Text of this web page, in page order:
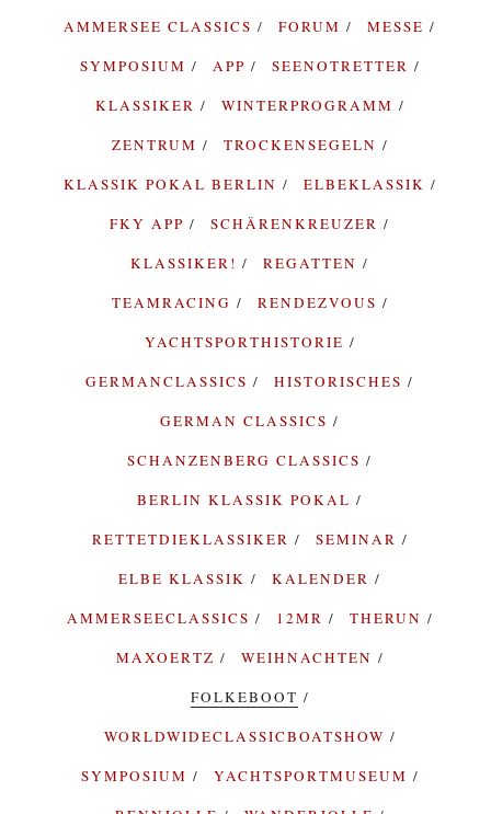
AMMERSEE CLASSICS FORUM
MESSE
SYMPOSIUM
APP
SEENOTRETTER
KLASSIKER
WINTERPROGRAMM
ZENTRUM
TROCKENSEGELN
KLASSIK POKAL BERLIN
ELBEKLASSIK
FKY APP
SCHÄRENKREUZER
KLASSIKER!
REGATTEN
TEAMRACING
RENDEZVOUS
YACHTSPORTHISTORIE
GERMANCLASSICS
HISTORISCHES
GERMAN CLASSICS
SCHANZENBERG CLASSICS
BERLIN KLASSIK POKAL
RETTETDIEKLASSIKER
SEMINAR
ELBE KLASSIK
KALENDER
AMMERSEECLASSICS
12MR
THERUN
MAXOERTZ
WEIHNACHTEN
FOLKEBOOT
WORLDWIDECLASSICBOATSHOW
SYMPOSIUM
YACHTSPORTMUSEUM